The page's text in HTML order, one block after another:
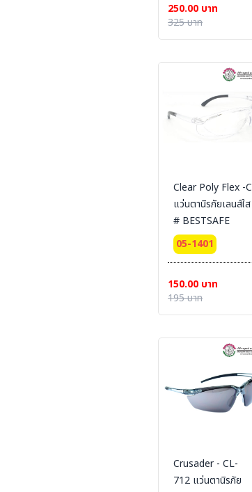
250.00 บาท
325 บาท
Clear Poly Flex -C
แว่นตานิรภัยเลนส์ใส
# BESTSAFE
05-1401
150.00 บาท
195 บาท
Crusader - CL-
712 แว่นตานิรภัย